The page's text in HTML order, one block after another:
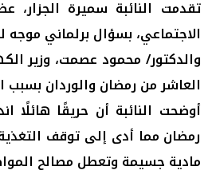
تقدمت النائبة سميرة
الاجتماعي، بسؤال برلماني
والدكتور/ محمود عصمت، وزير
العاشر من رمضان والوردان بسبب
أوضحت النائبة أن حريقًا هائلًا
رمضان مما أدى إلى توقف
مادية جسيمة وتعطل مصالح